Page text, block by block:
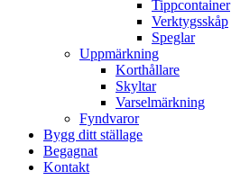
Tippcontainer
Verktygsskåp
Speglar
Uppmärkning
Korthållare
Skyltar
Varselmärkning
Fyndvaror
Bygg ditt ställage
Begagnat
Kontakt